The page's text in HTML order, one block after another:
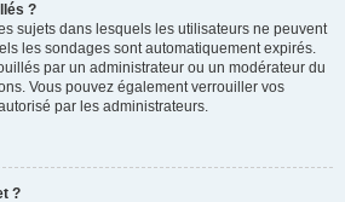
?
sujets dans lesquels les utilisateurs ne peuvent
les sondages sont automatiquement expirés.
par un administrateur ou un modérateur du
Vous pouvez également verrouiller vos
par les administrateurs.
?